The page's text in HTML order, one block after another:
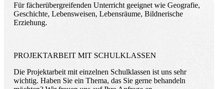
Für fächerübergreifenden Unterricht geeignet wie Geografie,
Geschichte, Lebensweisen, Lebensräume, Bildnerische
Erziehung.
PROJEKTARBEIT MIT SCHULKLASSEN
Die Projektarbeit mit einzelnen Schulklassen ist uns sehr
wichtig. Haben Sie ein Thema, das Sie gerne behandeln